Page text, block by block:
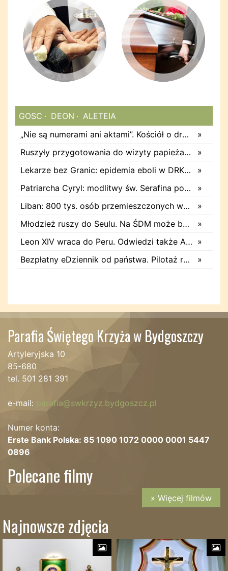
GOSC DEON
ALETEIA
»
„Nie są numerami ani aktami”. Kościół o dramacie nieletnich migrantów w Ceucie
»
Ruszyły przygotowania do wizyty papieża Leona XIV w Polsce. Spotkanie w MSZ
»
Lekarze bez Granic: epidemia eboli w DRK największa z notowanych do tej pory
»
Patriarcha Cyryl: modlitwy św. Serafina pomogły stworzyć rosyjską bombę atomową
»
Liban: 800 tys. osób przemieszczonych wróciło do domów
»
Młodzież ruszy do Seulu. Na ŚDM może być 7 tysięcy Polaków
»
Leon XIV wraca do Peru. Odwiedzi także Argentynę i Urugwaj
»
Bezpłatny eDziennik od państwa. Pilotaż ruszy w 40 szkołach
Parafia Świętego Krzyża w Bydgoszczy
Artyleryjska 10
85-680
tel. 501 281 391
e-mail: parafia@swkrzyz.bydgoszcz.pl
Numer konta:
Erste Bank Polska: 85 1090 1072 0000 0001 5447
0896
Polecane filmy
» Więcej filmów
Najnowsze zdjęcia